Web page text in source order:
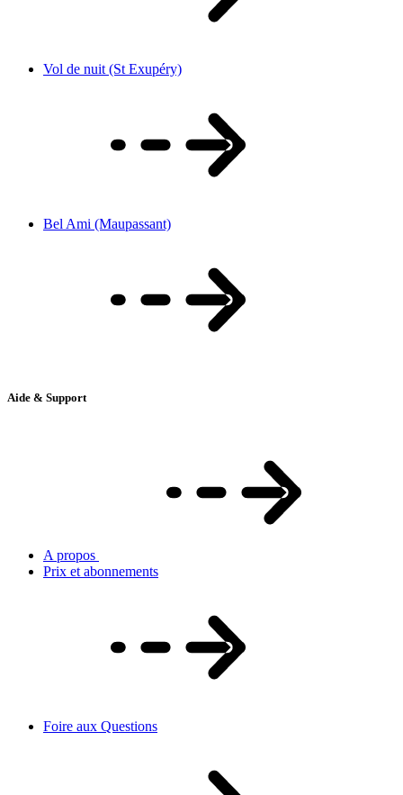
Vol de nuit (St Exupéry)
Bel Ami (Maupassant)
Aide & Support
A propos
Prix et abonnements
Foire aux Questions